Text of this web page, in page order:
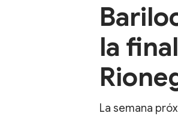
la
La semana